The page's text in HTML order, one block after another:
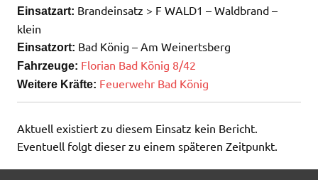
Einsatzart: Brandeinsatz > F WALD1 – Waldbrand –
klein
Einsatzort: Bad König – Am Weinertsberg
Fahrzeuge: Florian Bad König 8/42
Weitere Kräfte: Feuerwehr Bad König
Aktuell existiert zu diesem Einsatz kein Bericht.
Eventuell folgt dieser zu einem späteren Zeitpunkt.